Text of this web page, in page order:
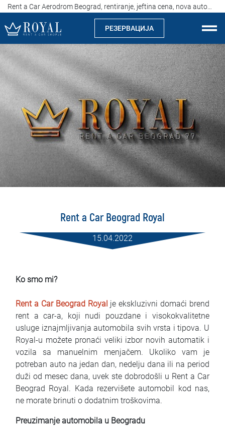
РЕЗЕРВАЦИЈА
Рент а кар Скопје
За нас
Компанија
Истакнуваме
Локации
Изнајмување на автомобили
Услови за изнајмување
Блог
Контакт
MАКЕДОНСКИ
ENGLISH
DEUTSCH
Rent a Car Beograd Royal
15.04.2022
Ko smo mi?
Rent a Car Beograd Royal je ekskluzivni domaći brend
rent a car-a, koji nudi pouzdane i visokokvalitetne
usluge iznajmljivanja automobila svih vrsta i tipova. U
Royal-u možete pronaći veliki izbor novih automatik i
vozila sa manuelnim menjačem. Ukoliko vam je
potreban auto na jedan dan, nedelju dana ili na period
duži od mesec dana, uvek ste dobrodošli u Rent a Car
Beograd Royal. Kada rezervišete automobil kod nas,
ne morate brinuti o dodatnim troškovima.
Preuzimanje automobila u Beogradu